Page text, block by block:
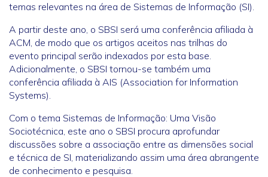
temas relevantes na área de Sistemas de Informação (SI).
A partir deste ano, o SBSI será uma conferência afiliada à
ACM, de modo que os artigos aceitos nas trilhas do
evento principal serão indexados por esta base.
Adicionalmente, o SBSI tornou-se também uma
conferência afiliada à AIS (Association for Information
Systems).
Com o tema Sistemas de Informação: Uma Visão
Sociotécnica, este ano o SBSI procura aprofundar
discussões sobre a associação entre as dimensões social
e técnica de SI, materializando assim uma área abrangente
de conhecimento e pesquisa.